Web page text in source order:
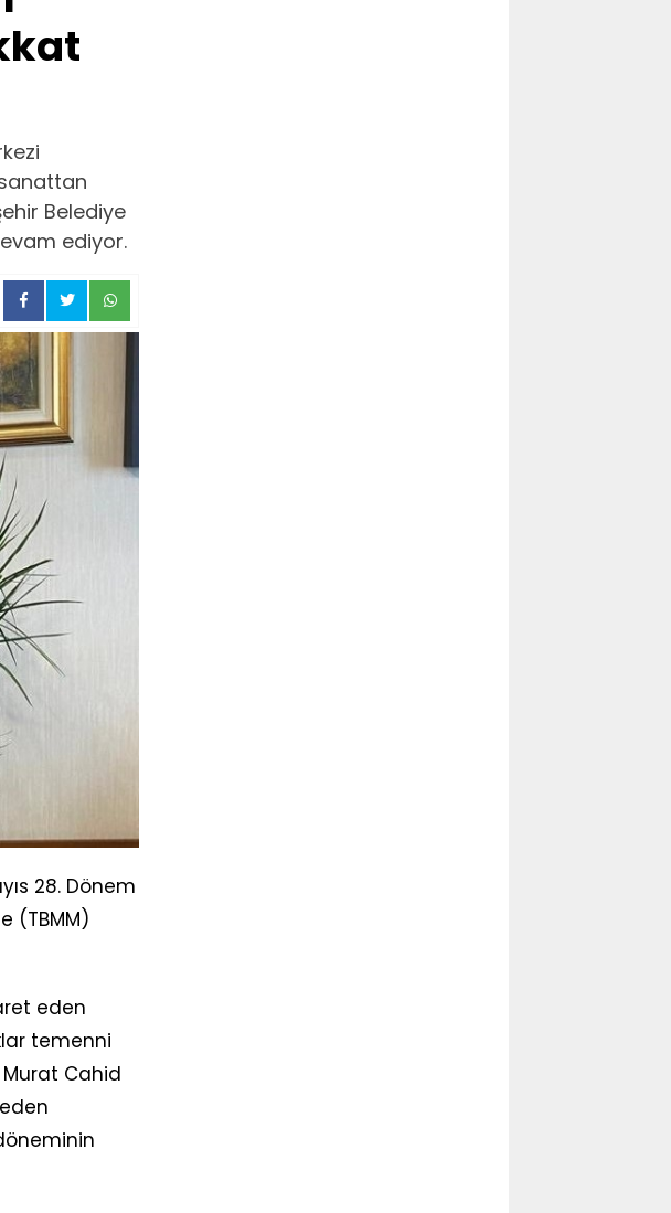
Belediye
ediyor.
28. Dönem
(TBMM)
eden
temenni
Murat Cahid